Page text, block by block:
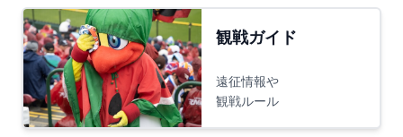
観戦ガイド
遠征情報や
観戦ルール